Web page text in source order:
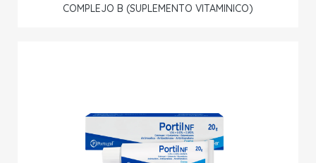
COMPLEJO B (SUPLEMENTO VITAMINICO)